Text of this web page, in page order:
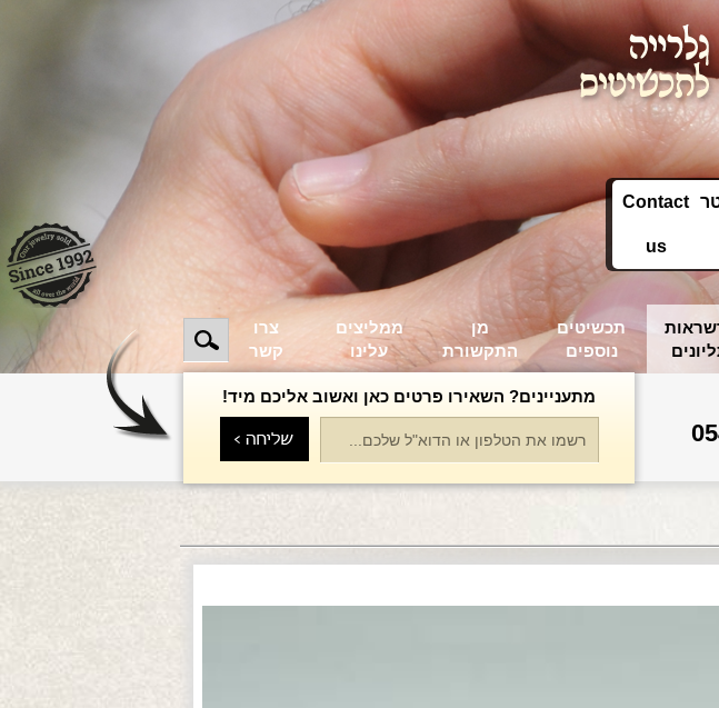
תכשיטים
נוספים
מן
התקשורת
ממליצים
עלינו
צרו
קשר
מתעניינים? השאירו פרטים כאן ואשוב אליכם מיד!
Contact
us